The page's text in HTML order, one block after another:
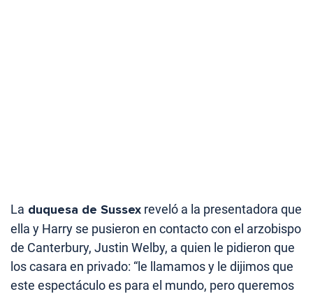
La duquesa de Sussex reveló a la presentadora que
ella y Harry se pusieron en contacto con el arzobispo
de Canterbury, Justin Welby, a quien le pidieron que
los casara en privado: “le llamamos y le dijimos que
este espectáculo es para el mundo, pero queremos